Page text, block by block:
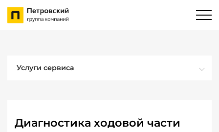
Услуги сервиса
Диагностика ходовой части